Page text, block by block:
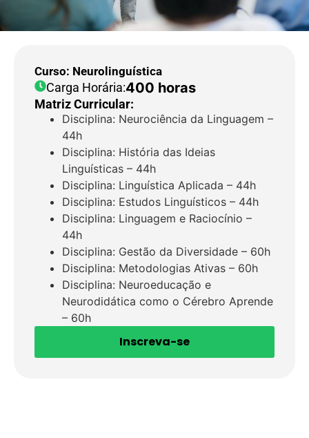
Curso: Neurolinguística
Carga Horária:400 horas
Matriz Curricular:
Disciplina: Neurociência da Linguagem –
44h
Disciplina: História das Ideias
Linguísticas – 44h
Disciplina: Linguística Aplicada – 44h
Disciplina: Estudos Linguísticos – 44h
Disciplina: Linguagem e Raciocínio –
44h
Disciplina: Gestão da Diversidade – 60h
Disciplina: Metodologias Ativas – 60h
Disciplina: Neuroeducação e
Neurodidática como o Cérebro Aprende
– 60h
Inscreva-se